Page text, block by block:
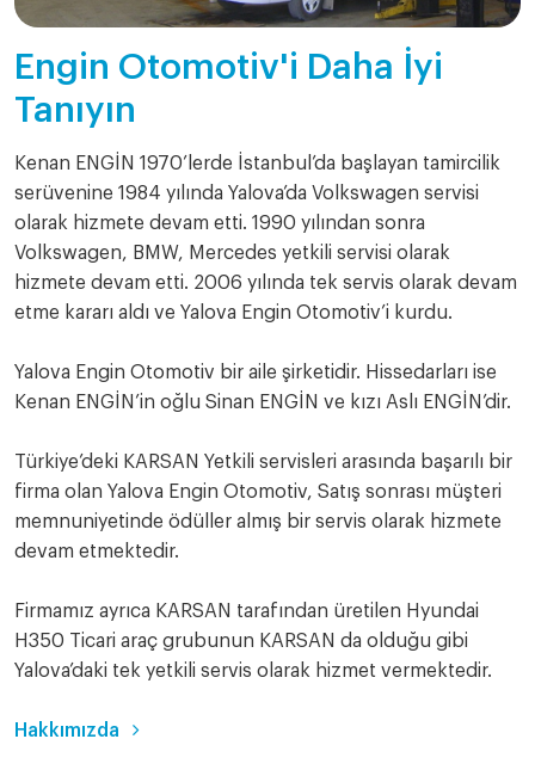
Engin Otomotiv'i Daha İyi
Tanıyın
Kenan ENGİN 1970’lerde İstanbul’da başlayan tamircilik
serüvenine 1984 yılında Yalova’da Volkswagen servisi
olarak hizmete devam etti. 1990 yılından sonra
Volkswagen, BMW, Mercedes yetkili servisi olarak
hizmete devam etti. 2006 yılında tek servis olarak devam
etme kararı aldı ve Yalova Engin Otomotiv’i kurdu.
Yalova Engin Otomotiv bir aile şirketidir. Hissedarları ise
Kenan ENGİN’in oğlu Sinan ENGİN ve kızı Aslı ENGİN’dir.
Türkiye’deki KARSAN Yetkili servisleri arasında başarılı bir
firma olan Yalova Engin Otomotiv, Satış sonrası müşteri
memnuniyetinde ödüller almış bir servis olarak hizmete
devam etmektedir.
Firmamız ayrıca KARSAN tarafından üretilen Hyundai
H350 Ticari araç grubunun KARSAN da olduğu gibi
Yalova’daki tek yetkili servis olarak hizmet vermektedir.
Hakkımızda